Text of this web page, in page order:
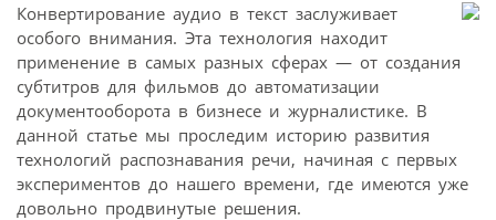
Конвертирование аудио в текст заслуживает
особого внимания. Эта технология находит
применение в самых разных сферах — от создания
субтитров для фильмов до автоматизации
документооборота в бизнесе и журналистике. В
данной статье мы проследим историю развития
технологий распознавания речи, начиная с первых
экспериментов до нашего времени, где имеются уже
довольно продвинутые решения.